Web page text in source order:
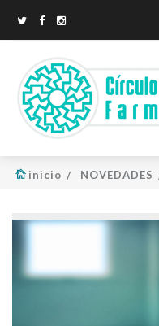
inicio NOVEDADES